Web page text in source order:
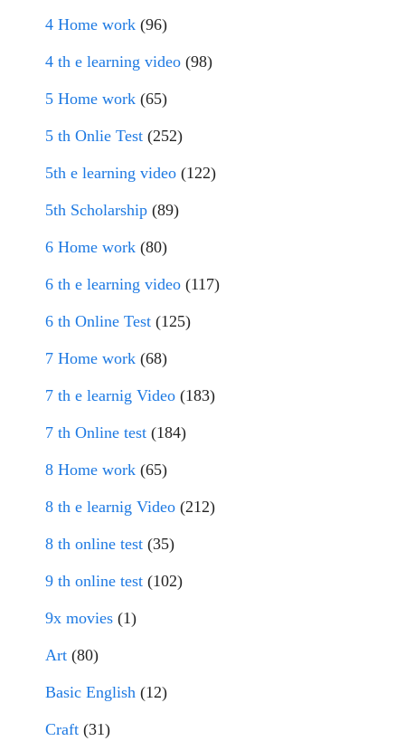
4 Home work (96)
4 th e learning video (98)
5 Home work (65)
5 th Onlie Test (252)
5th e learning video (122)
5th Scholarship (89)
6 Home work (80)
6 th e learning video (117)
6 th Online Test (125)
7 Home work (68)
7 th e learnig Video (183)
7 th Online test (184)
8 Home work (65)
8 th e learnig Video (212)
8 th online test (35)
9 th online test (102)
9x movies (1)
Art (80)
Basic English (12)
Craft (31)